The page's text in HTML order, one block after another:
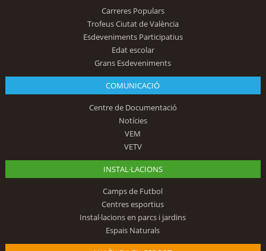
Carreres Populars
Trofeus Ciutat de València
Esdeveniments Participatius
Edat escolar
Grans Esdeveniments
COMUNICACIÓ
Centre de Documentació
Notícies
VEM
VETV
INSTAL·LACIONS
Camps de Futbol
Centres esportius
Instal·lacions en parcs i jardins
Espais Naturals